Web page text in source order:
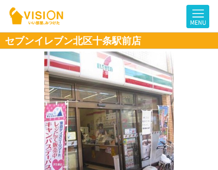
セブンイレブン北区十条駅前店